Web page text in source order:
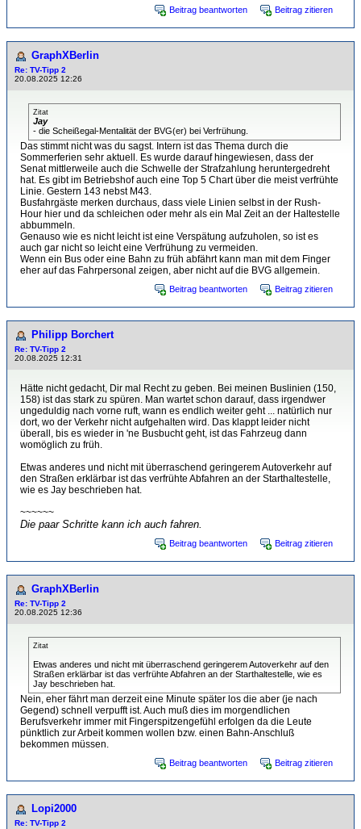
Beitrag beantworten Beitrag zitieren
GraphXBerlin
Re: TV-Tipp 2
20.08.2025 12:26
Zitat
Jay
- die Scheißegal-Mentalität der BVG(er) bei Verfrühung.
Das stimmt nicht was du sagst. Intern ist das Thema durch die
Sommerferien sehr aktuell. Es wurde darauf hingewiesen, dass der
Senat mittlerweile auch die Schwelle der Strafzahlung heruntergedreht
hat. Es gibt im Betriebshof auch eine Top 5 Chart über die meist verfrühte
Linie. Gestern 143 nebst M43.
Busfahrgäste merken durchaus, dass viele Linien selbst in der Rush-
Hour hier und da schleichen oder mehr als ein Mal Zeit an der Haltestelle
abbummeln.
Genauso wie es nicht leicht ist eine Verspätung aufzuholen, so ist es
auch gar nicht so leicht eine Verfrühung zu vermeiden.
Wenn ein Bus oder eine Bahn zu früh abfährt kann man mit dem Finger
eher auf das Fahrpersonal zeigen, aber nicht auf die BVG allgemein.
Beitrag beantworten Beitrag zitieren
Philipp Borchert
Re: TV-Tipp 2
20.08.2025 12:31
Hätte nicht gedacht, Dir mal Recht zu geben. Bei meinen Buslinien (150,
158) ist das stark zu spüren. Man wartet schon darauf, dass irgendwer
ungeduldig nach vorne ruft, wann es endlich weiter geht ... natürlich nur
dort, wo der Verkehr nicht aufgehalten wird. Das klappt leider nicht
überall, bis es wieder in 'ne Busbucht geht, ist das Fahrzeug dann
womöglich zu früh.
Etwas anderes und nicht mit überraschend geringerem Autoverkehr auf
den Straßen erklärbar ist das verfrühte Abfahren an der Starthaltestelle,
wie es Jay beschrieben hat.
~~~~~~
Die paar Schritte kann ich auch fahren.
Beitrag beantworten Beitrag zitieren
GraphXBerlin
Re: TV-Tipp 2
20.08.2025 12:36
Zitat
Etwas anderes und nicht mit überraschend geringerem Autoverkehr auf den
Straßen erklärbar ist das verfrühte Abfahren an der Starthaltestelle, wie es
Jay beschrieben hat.
Nein, eher fährt man derzeit eine Minute später los die aber (je nach
Gegend) schnell verpufft ist. Auch muß dies im morgendlichen
Berufsverkehr immer mit Fingerspitzengefühl erfolgen da die Leute
pünktlich zur Arbeit kommen wollen bzw. einen Bahn-Anschluß
bekommen müssen.
Beitrag beantworten Beitrag zitieren
Lopi2000
Re: TV-Tipp 2